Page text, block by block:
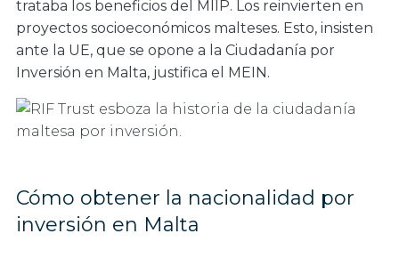
trataba los beneficios del MIIP. Los reinvierten en
proyectos socioeconómicos malteses. Esto, insisten
ante la UE, que se opone a la Ciudadanía por
Inversión en Malta, justifica el MEIN.
Cómo obtener la nacionalidad por
inversión en Malta